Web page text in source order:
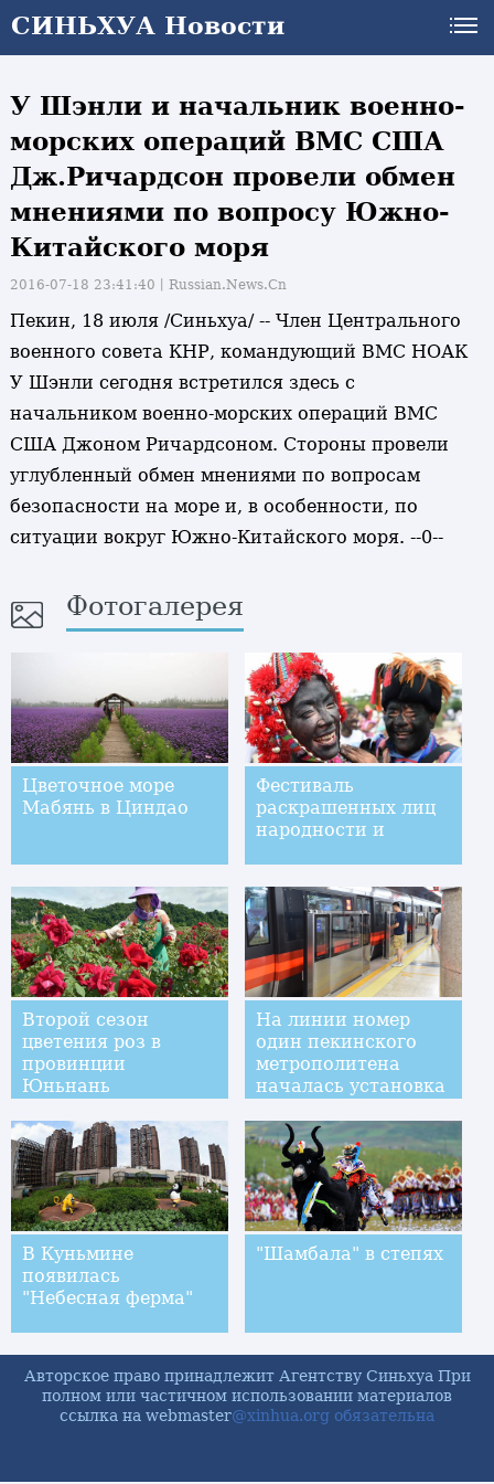
СИНЬХУА Новости
У Шэнли и начальник военно-
морских операций ВМС США
Дж.Ричардсон провели обмен
мнениями по вопросу Южно-
Китайского моря
2016-07-18 23:41:40丨 Russian.News.Cn
Пекин, 18 июля /Синьхуа/ -- Член Центрального
военного совета КНР, командующий ВМС НОАК
У Шэнли сегодня встретился здесь с
начальником военно-морских операций ВМС
США Джоном Ричардсоном. Стороны провели
углубленный обмен мнениями по вопросам
безопасности на море и, в особенности, по
ситуации вокруг Южно-Китайского моря. --0--
Фотогалерея
Цветочное море
Мабянь в Циндао
Фестиваль
раскрашенных лиц
народности и
Второй сезон
цветения роз в
провинции
Юньнань
На линии номер
один пекинского
метрополитена
началась установка
дверей
В Куньмине
появилась
"Небесная ферма"
"Шамбала" в степях
Авторское право принадлежит Агентству Синьхуа При
полном или частичном использовании материалов
ссылка на webmaster@xinhua.org обязательна